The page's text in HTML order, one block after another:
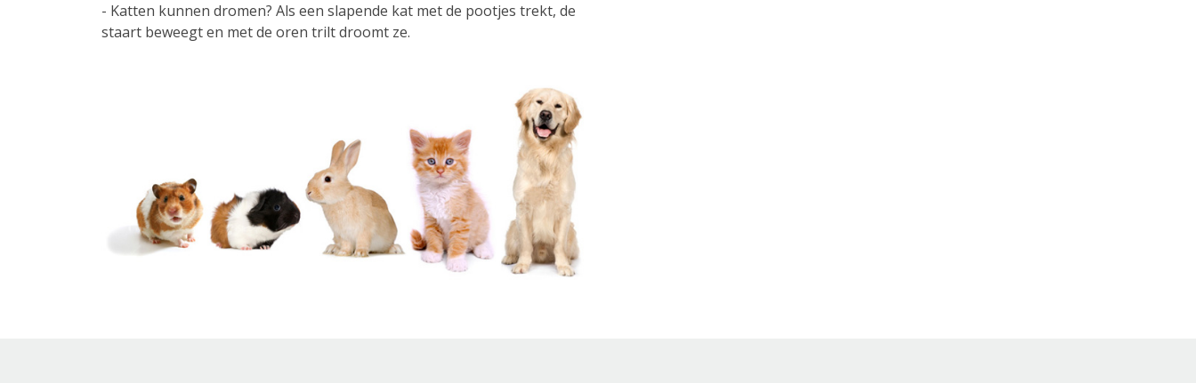
- Katten kunnen dromen? Als een slapende kat met de pootjes trekt, de
staart beweegt en met de oren trilt droomt ze.